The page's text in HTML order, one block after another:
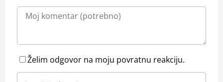
Želim odgovor na moju povratnu reakciju.